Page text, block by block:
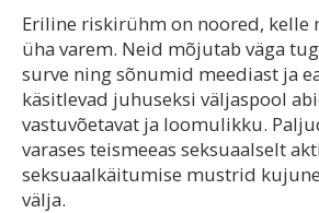
Eriline riskirühm on noored, kelle
üha varem. Neid mõjutab väga
surve ning sõnumid meediast ja
käsitlevad juhuseksi väljaspool
vastuvõetavat ja loomulikku.
varases teismeeas seksuaalselt
seksuaalkäitumise mustrid
välja.